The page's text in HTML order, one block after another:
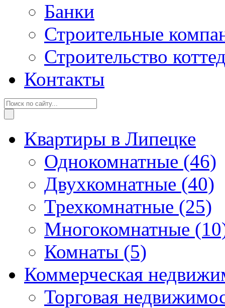
Банки
Строительные
Строительство
Контакты
Квартиры в Липецке
Однокомнатные (46)
Двухкомнатные (40)
Трехкомнатные (25)
Многокомнатные
Комнаты (5)
Коммерческая
Торговая